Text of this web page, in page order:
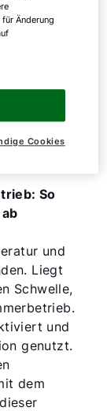
mehrere
aus.
So
und
Liegt
Schwelle,
und
genutzt.
dem
Änderung
Cookies